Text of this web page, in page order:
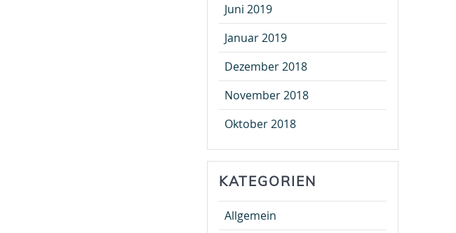
Juni 2019
Januar 2019
Dezember 2018
November 2018
Oktober 2018
KATEGORIEN
Allgemein